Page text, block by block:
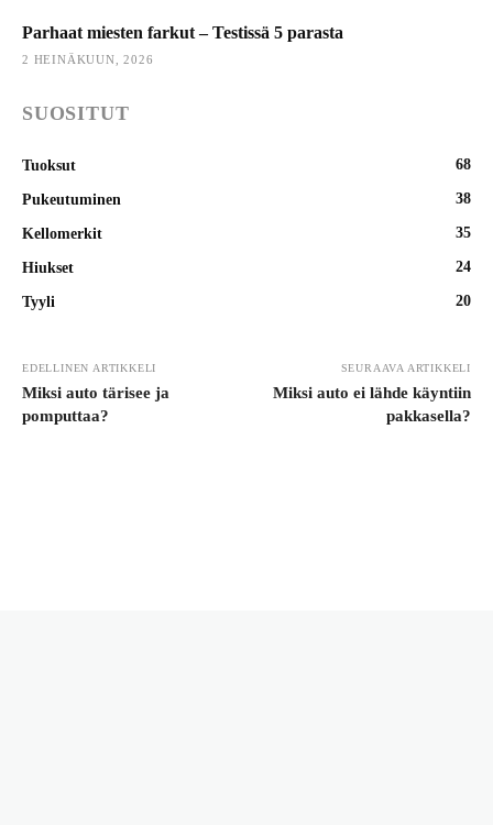
Parhaat miesten farkut – Testissä 5 parasta
2 HEINÄKUUN, 2026
SUOSITUT
Tuoksut 68
Pukeutuminen 38
Kellomerkit 35
Hiukset 24
Tyyli 20
EDELLINEN ARTIKKELI
Miksi auto tärisee ja
pomputtaa?
SEURAAVA ARTIKKELI
Miksi auto ei lähde käyntiin
pakkasella?